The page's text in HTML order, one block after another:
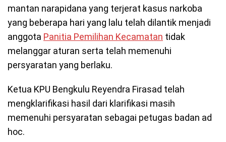
mantan narapidana yang terjerat kasus narkoba
yang beberapa hari yang lalu telah dilantik menjadi
anggota Panitia Pemilihan Kecamatan tidak
melanggar aturan serta telah memenuhi
persyaratan yang berlaku.
Ketua KPU Bengkulu Reyendra Firasad telah
mengklarifikasi hasil dari klarifikasi masih
memenuhi persyaratan sebagai petugas badan ad
hoc.